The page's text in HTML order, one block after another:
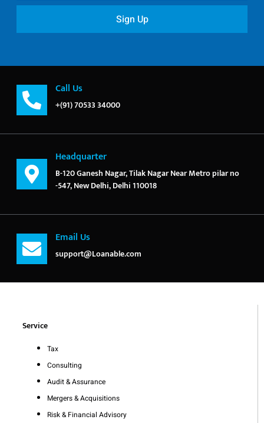
Sign Up
Call Us
+(91) 70533 34000
Headquarter
B-120 Ganesh Nagar, Tilak Nagar Near Metro pilar no
-547, New Delhi, Delhi 110018
Email Us
support@Loanable.com
Service
Tax
Consulting
Audit & Assurance
Mergers & Acquisitions
Risk & Financial Advisory